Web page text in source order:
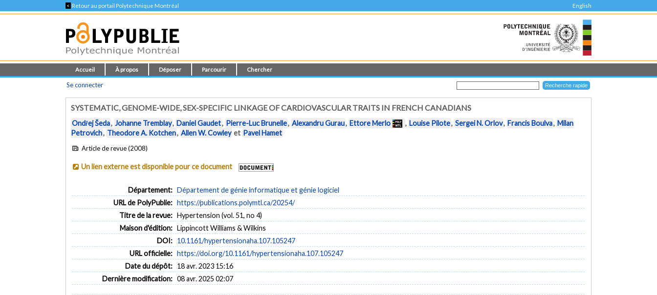
< Retour au portail Polytechnique Montréal English
Accueil À propos Déposer Parcourir Chercher
Se connecter
SYSTEMATIC, GENOME-WIDE, SEX-SPECIFIC LINKAGE OF CARDIOVASCULAR TRAITS IN FRENCH CANADIANS
Ondřej Šeda, Johanne Tremblay, Daniel Gaudet, Pierre-Luc Brunelle, Alexandru Gurau, Ettore Merlo , Louise Pilote, Sergei N. Orlov, Francis Boulva, Milan
Petrovich, Theodore A. Kotchen, Allen W. Cowley et Pavel Hamet
Article de revue (2008)
Un lien externe est disponible pour ce document
Département: Département de génie informatique et génie logiciel
URL de PolyPublie: https://publications.polymtl.ca/20254/
Titre de la revue: Hypertension (vol. 51, no 4)
Maison d'édition: Lippincott Williams & Wilkins
DOI: 10.1161/hypertensionaha.107.105247
URL officielle: https://doi.org/10.1161/hypertensionaha.107.105247
Date du dépôt: 18 avr. 2023 15:16
Dernière modification: 08 avr. 2025 02:07